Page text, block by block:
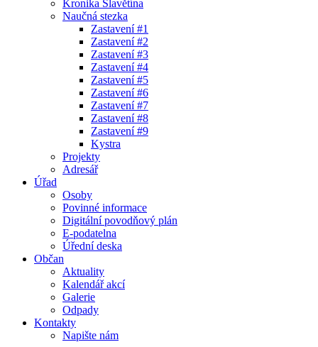
Kronika Slavětína
Naučná stezka
Zastavení #1
Zastavení #2
Zastavení #3
Zastavení #4
Zastavení #5
Zastavení #6
Zastavení #7
Zastavení #8
Zastavení #9
Kystra
Projekty
Adresář
Úřad
Osoby
Povinné informace
Digitální povodňový plán
E-podatelna
Úřední deska
Občan
Aktuality
Kalendář akcí
Galerie
Odpady
Kontakty
Napište nám